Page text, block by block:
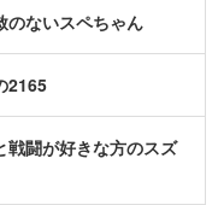
のないスペちゃん
2165
戦闘が好きな方のスズ